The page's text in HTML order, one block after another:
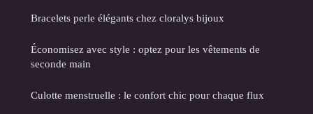
Bracelets perle élégants chez cloralys bijoux
Économisez avec style : optez pour les vêtements de
seconde main
Culotte menstruelle : le confort chic pour chaque flux